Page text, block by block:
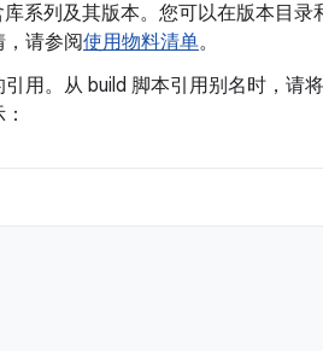
系列及其版本。您可以在版本目录
请参阅使用物料清单。
用。从 build 脚本引用别名时，请